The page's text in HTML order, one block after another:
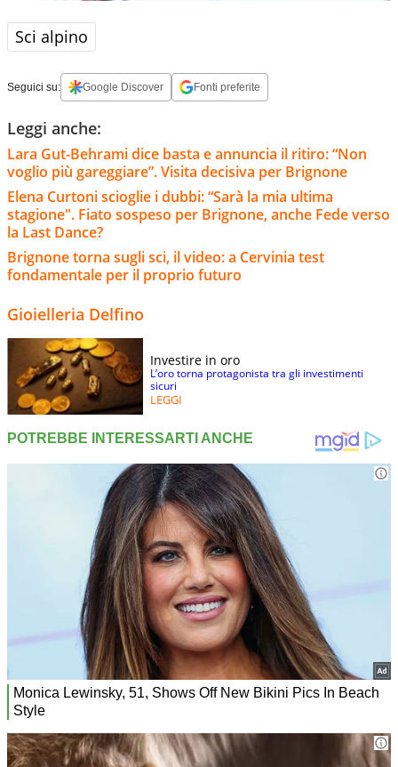
Sci alpino
Seguici su: Google Discover Fonti preferite
Leggi anche:
Lara Gut-Behrami dice basta e annuncia il ritiro: “Non
voglio più gareggiare”. Visita decisiva per Brignone
Elena Curtoni scioglie i dubbi: “Sarà la mia ultima
stagione". Fiato sospeso per Brignone, anche Fede verso
la Last Dance?
Brignone torna sugli sci, il video: a Cervinia test
fondamentale per il proprio futuro
Gioielleria Delfino
Investire in oro
L’oro torna protagonista tra gli investimenti
sicuri
LEGGI